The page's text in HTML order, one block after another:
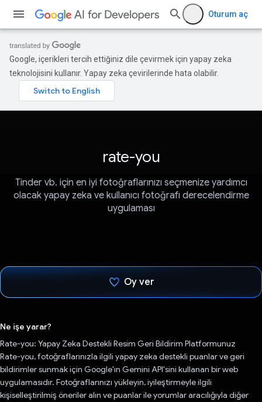
Oturum aç
Google, içerikleri tercih ettiğiniz dile çevirmek için yapay zeka
teknolojisini kullanır. Yapay zeka çevirilerinde hata olabilir.
rate-you
Tinder vb. için en iyi fotoğraflarınızı seçmenize yardımcı
olacak yapay zeka ve kullanıcı fotoğrafı derecelendirme
uygulaması
Oy ver
Ne işe yarar?
Rate-you: Yapay Zeka Destekli Resim Geri Bildirim Platformunuz
Rate-you, fotoğraflarınızla ilgili yapay zeka destekli puanlar ve geri
bildirimler sunmak için Google'ın Gemini API'sini kullanan bir web
uygulamasıdır. Fotoğraflarınızı yükleyin, iyileştirmeyle ilgili
kişiselleştirilmiş öneriler alın ve puanlar ile yorumlar aracılığıyla diğer